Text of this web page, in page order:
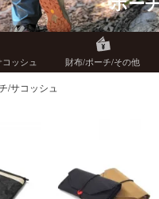
ッシュ 財布/ポーチ/その他
/サコッシュ